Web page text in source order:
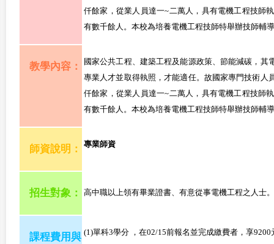
仟餘家，從業人員達一~二萬人，具有電機工程技師
有數千餘人。本校為培養電機工程技師特舉辦技師輔
教學內容：
國家公共工程、建築工程及能源政策、節能減碳，
專業人才並取得執照，才能適任。故國家專門技術
仟餘家，從業人員達一~二萬人，具有電機工程技師
有數千餘人。本校為培養電機工程技師特舉辦技師輔
師資說明： 專業師資
招生對象： 高中職以上領有畢業證書、有意從事電機工程之人士
課程費用與 (1)單科3學分 ，在02/15前報名並完成繳費者，享9200